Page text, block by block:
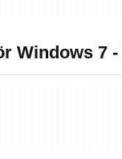
Windows 7